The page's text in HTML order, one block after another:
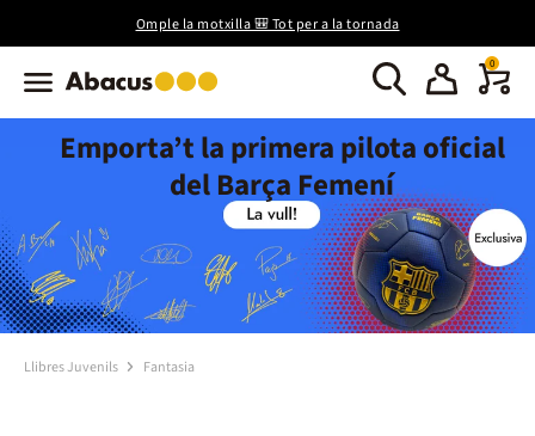
Omple la motxilla 🎒 Tot per a la tornada
0
Emporta’t la primera pilota oficial
del Barça Femení
Llibres Juvenils Fantasia